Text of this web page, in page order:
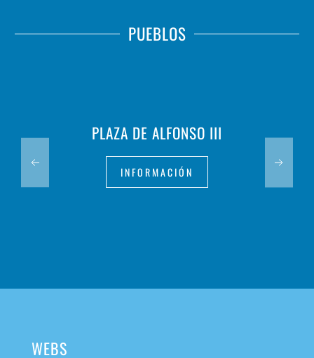
PUEBLOS
PLAZA DE ALFONSO III
INFORMACIÓN
WEBS